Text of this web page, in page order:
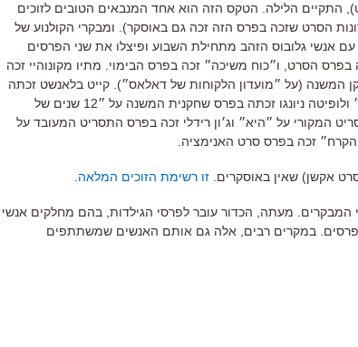
התקיים הלילה. הטקס הזה הוא אחד המנבאים הטובים לזוכים
הסרט שזכה בפרס הזה זכה גם באוסקר). ומבקרי הקולנוע של
אנשי גלובוס הזהב מתחילת השבוע ופיצלו את שני הפרסים
זכה בפרס הסרט, ו״כוח משיכה״ זכה בפרס הבימוי. מתיו מקונוהיי זכה
המשנה (על ״מועדון הלקוחות של דאלאס״). קייט בלאנשט זכתה
בפרס השחקנית על ״יסמין הכחולה״ ולופיטה ניונגו זכתה בפרס שחקנית המשנה על ״12 שנים של
המקורי על ״היא״ וג׳ון רידלי זכה בפרס התסריט המעובד על
אקשן) שאין באוסקרים. זו רשימת הזוכים המלאה
המבקרים. מעתה, הכדור עובר לפרסי הגילדות, בהם מחלקים אנשי
במקרים רבים, אלה גם אותם האנשים שמשתתפים